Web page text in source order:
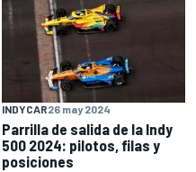
INDYCAR26 may 2024
Parrilla de salida de la Indy
500 2024: pilotos, filas y
posiciones